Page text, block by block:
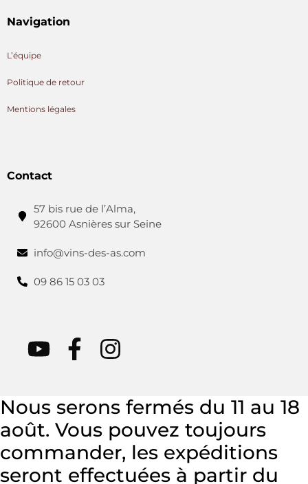
Navigation
L’équipe
Politique de retour
Mentions légales
Contact
57 bis rue de l’Alma,
92600 Asnières sur Seine
info@vins-des-as.com
09 86 15 03 03
Nous serons fermés du 11 au 18
août. Vous pouvez toujours
commander, les expéditions
seront effectuées à partir du